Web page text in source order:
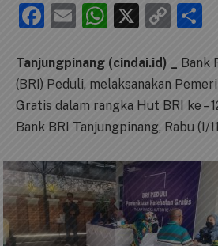
Facebook
EmailWhatsApp
X
Copy
Tanjungpinang (cindai.id) _
Bank
(BRI) Peduli, melaksanakan
Gratis dalam rangka Hut BRI ke –
Bank BRI Tanjungpinang, Rabu (1/